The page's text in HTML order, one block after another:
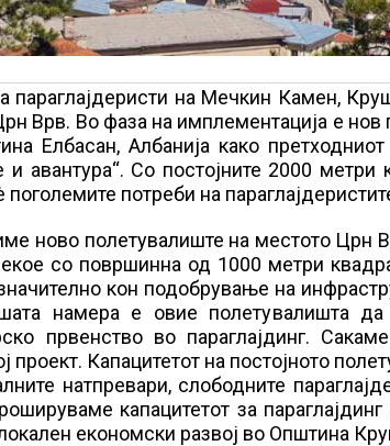
параглајдеристи на Мечкин Камен,
Врв. Во фаза на имплементација е нов
Елбасан, Албанија како
авантура“. Со постојните 2000
потреби на
ново полетувалиште на местото Црн
со површинна од 1000 метри
кон подобрување на
намера е овие полетувалишта
првенство во параглајдинг.
проект. Капацитетот на постојното
натпревари, слободните
капацитетот за параглајдинг
економски развој во Општина